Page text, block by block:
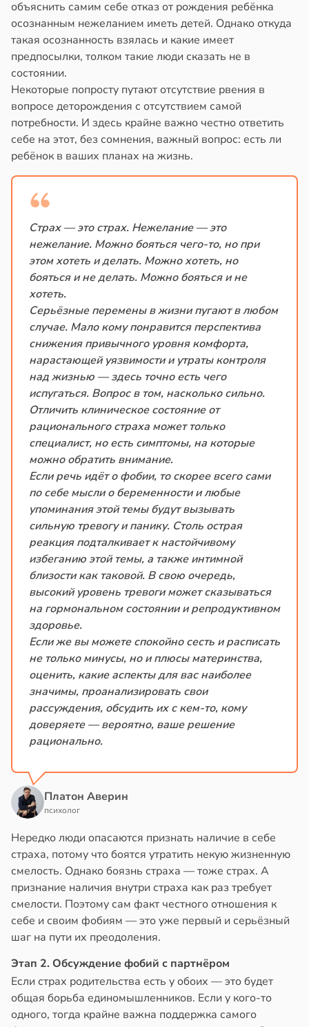
объяснить самим себе отказ от рождения ребёнка
осознанным нежеланием иметь детей. Однако откуда
такая осознанность взялась и какие имеет
предпосылки, толком такие люди сказать не в
состоянии.
Некоторые попросту путают отсутствие рвения в
вопросе деторождения с отсутствием самой
потребности. И здесь крайне важно честно ответить
себе на этот, без сомнения, важный вопрос: есть ли
ребёнок в ваших планах на жизнь.
Страх — это страх. Нежелание — это
нежелание. Можно бояться чего-то, но при
этом хотеть и делать. Можно хотеть, но
бояться и не делать. Можно бояться и не
хотеть.
Серьёзные перемены в жизни пугают в любом
случае. Мало кому понравится перспектива
снижения привычного уровня комфорта,
нарастающей уязвимости и утраты контроля
над жизнью — здесь точно есть чего
испугаться. Вопрос в том, насколько сильно.
Отличить клиническое состояние от
рационального страха может только
специалист, но есть симптомы, на которые
можно обратить внимание.
Если речь идёт о фобии, то скорее всего сами
по себе мысли о беременности и любые
упоминания этой темы будут вызывать
сильную тревогу и панику. Столь острая
реакция подталкивает к настойчивому
избеганию этой темы, а также интимной
близости как таковой. В свою очередь,
высокий уровень тревоги может сказываться
на гормональном состоянии и репродуктивном
здоровье.
Если же вы можете спокойно сесть и расписать
не только минусы, но и плюсы материнства,
оценить, какие аспекты для вас наиболее
значимы, проанализировать свои
рассуждения, обсудить их с кем-то, кому
доверяете — вероятно, ваше решение
рационально.
Платон Аверин
психолог
Нередко люди опасаются признать наличие в себе
страха, потому что боятся утратить некую жизненную
смелость. Однако боязнь страха — тоже страх. А
признание наличия внутри страха как раз требует
смелости. Поэтому сам факт честного отношения к
себе и своим фобиям — это уже первый и серьёзный
шаг на пути их преодоления.
Этап 2. Обсуждение фобий с партнёром
Если страх родительства есть у обоих — это будет
общая борьба единомышленников. Если у кого-то
одного, тогда крайне важна поддержка самого